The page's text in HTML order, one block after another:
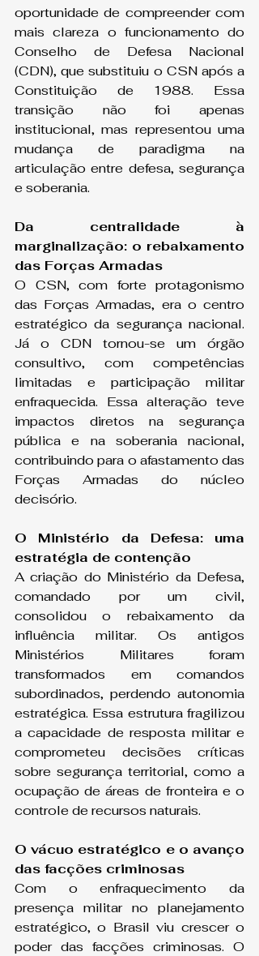
oportunidade de compreender com
mais clareza o funcionamento do
Conselho de Defesa Nacional
(CDN), que substituiu o CSN após a
Constituição de 1988. Essa
transição não foi apenas
institucional, mas representou uma
mudança de paradigma na
articulação entre defesa, segurança
e soberania.
Da centralidade à
marginalização: o rebaixamento
das Forças Armadas
O CSN, com forte protagonismo
das Forças Armadas, era o centro
estratégico da segurança nacional.
Já o CDN tornou-se um órgão
consultivo, com competências
limitadas e participação militar
enfraquecida. Essa alteração teve
impactos diretos na segurança
pública e na soberania nacional,
contribuindo para o afastamento das
Forças Armadas do núcleo
decisório.
O Ministério da Defesa: uma
estratégia de contenção
A criação do Ministério da Defesa,
comandado por um civil,
consolidou o rebaixamento da
influência militar. Os antigos
Ministérios Militares foram
transformados em comandos
subordinados, perdendo autonomia
estratégica. Essa estrutura fragilizou
a capacidade de resposta militar e
comprometeu decisões críticas
sobre segurança territorial, como a
ocupação de áreas de fronteira e o
controle de recursos naturais.
O vácuo estratégico e o avanço
das facções criminosas
Com o enfraquecimento da
presença militar no planejamento
estratégico, o Brasil viu crescer o
poder das facções criminosas. O